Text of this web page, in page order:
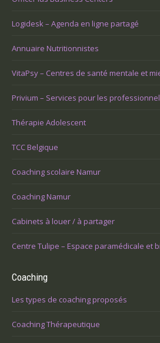
Logidesk – Agenda en ligne partagé
Annuaire Nutritionnistes
VitaPsy – Centres de santé mentale et
Privium – Services pour les
Thérapie Adolescent
TCC Belgique
Coaching scolaire Namur
Coaching Namur
Cabinets à louer / à partager
Centre Tulipe – Espace paramédicale et
Coaching
Les types de coaching proposés
Coaching Thérapeutique